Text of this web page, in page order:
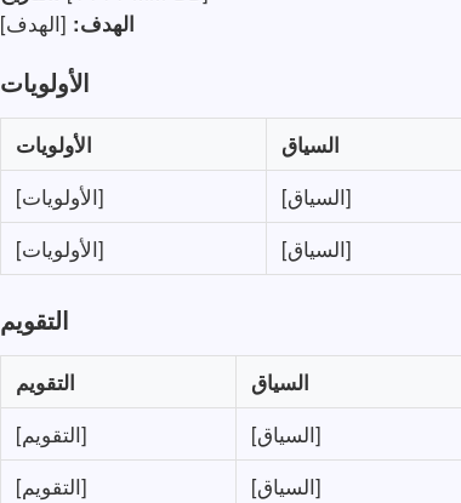
الهدف: [الهدف]
الأولويات
الأولويات السياق
[الأولويات]
[السياق]
[الأولويات]
[السياق]
التقويم
التقويم السياق
[التقويم]
[السياق]
[التقويم]
[السياق]